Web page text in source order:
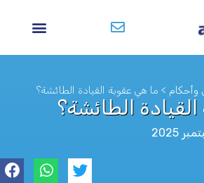
وأحكام > ما هي عقوبة القيادة الطائشة؟
الطائشة؟